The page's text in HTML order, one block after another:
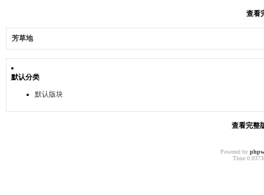
查看
芳草地
默认分类
默认版块
查看完整
Powered by
Time